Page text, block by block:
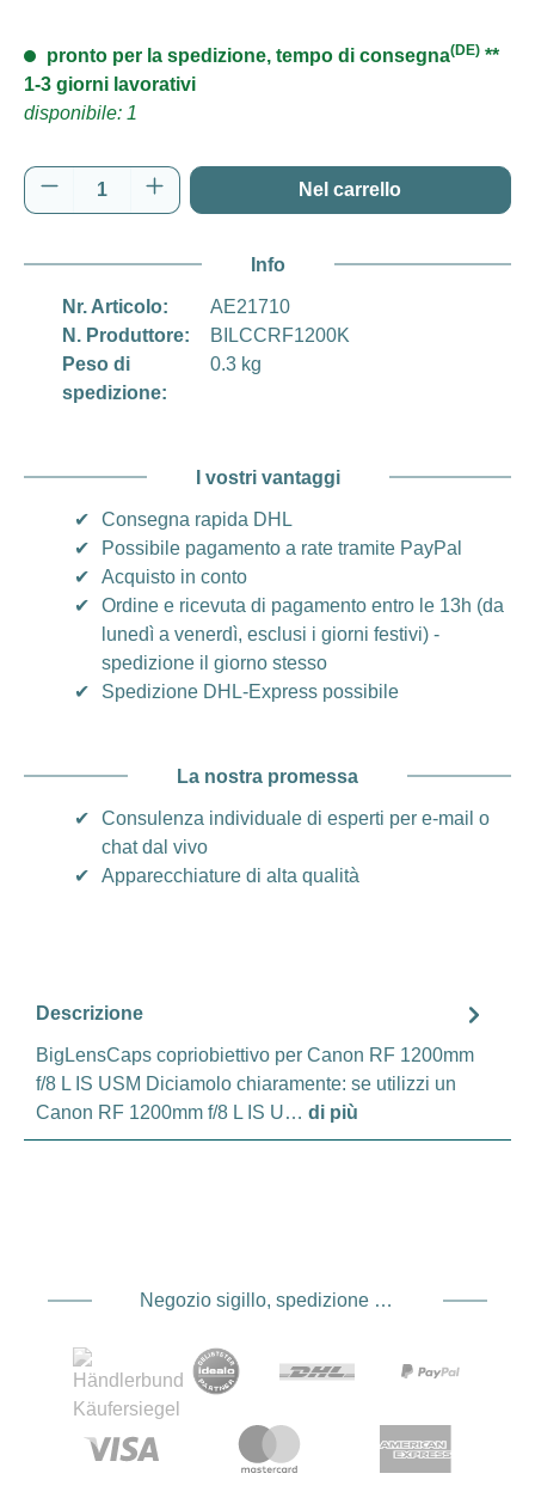
pronto per la spedizione, tempo di consegna(DE) **
1-3 giorni lavorativi
disponibile: 1
Quantità del prodotto: inserisci la quantità
Nel carrello
Info
Nr. Articolo:
AE21710
N. Produttore:
BILCCRF1200K
Peso di
spedizione:
0.3 kg
I vostri vantaggi
✔
Consegna rapida DHL
✔
Possibile pagamento a rate tramite PayPal
✔
Acquisto in conto
✔
Ordine e ricevuta di pagamento entro le 13h (da
lunedì a venerdì, esclusi i giorni festivi) -
spedizione il giorno stesso
✔
Spedizione DHL-Express possibile
La nostra promessa
✔
Consulenza individuale di esperti per e-mail o
chat dal vivo
✔
Apparecchiature di alta qualità
Descrizione
BigLensCaps copriobiettivo per Canon RF 1200mm
f/8 L IS USM Diciamolo chiaramente: se utilizzi un
Canon RF 1200mm f/8 L IS U… di più
Negozio sigillo, spedizione e spedizione Fornitore di servizi di pagamento